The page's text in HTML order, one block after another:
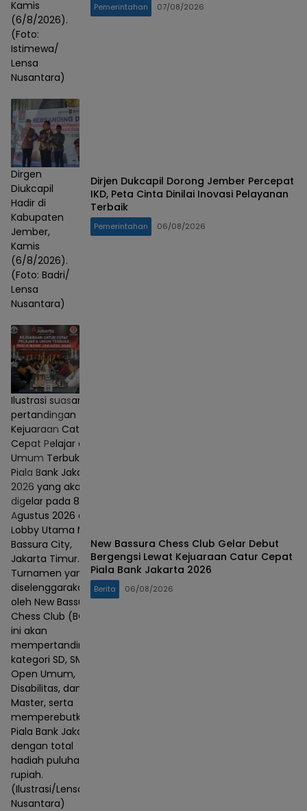
Kamis
(6/8/2026).
(Foto:
Istimewa/
Lensa
Nusantara)
Pemerintahan 07/08/2026
Dirgen
Diukcapil
Hadir di
Kabupaten
Jember,
Kamis
(6/8/2026).
(Foto: Badri/
Lensa
Nusantara)
Dirjen Dukcapil Dorong Jember Percepat
IKD, Peta Cinta Dinilai Inovasi Pelayanan
Terbaik
Pemerintahan 06/08/2026
Ilustrasi suasana
pertandingan
Kejuaraan Catur
Cepat Pelajar dan
Umum Terbuka
Piala Bank Jakarta
2026 yang akan
digelar pada 8–9
Agustus 2026 di
Lobby Utama Mall
Bassura City,
Jakarta Timur.
Turnamen yang
diselenggarakan
oleh New Bassura
Chess Club (BCC)
ini akan
mempertandingkan
kategori SD, SMP,
Open Umum,
Disabilitas, dan
Master, serta
memperebutkan
Piala Bank Jakarta
dengan total
hadiah puluhan juta
rupiah.
(Ilustrasi/Lensa
Nusantara)
New Bassura Chess Club Gelar Debut
Bergengsi Lewat Kejuaraan Catur Cepat
Piala Bank Jakarta 2026
Berita 06/08/2026